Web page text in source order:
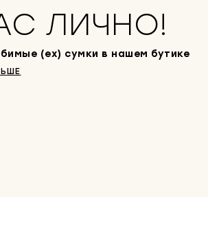
ЛИЧНО!
(ex) сумки в нашем бутике